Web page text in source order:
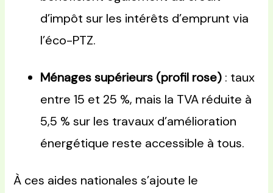
d’impôt sur les intérêts d’emprunt via
l’éco-PTZ.
Ménages supérieurs (profil rose) : taux
entre 15 et 25 %, mais la TVA réduite à
5,5 % sur les travaux d’amélioration
énergétique reste accessible à tous.
À ces aides nationales s’ajoute le